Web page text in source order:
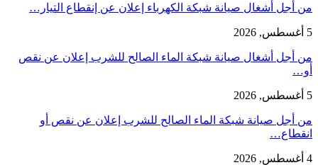
من أجل أشغال صيانة شبكة الكهرباء إعلان عن إنقطاع التيار…
5 أغسطس, 2026
من أجل أشغال صيانة شبكة الماء الصالح للشرب إعلان عن نقص
أو…
5 أغسطس, 2026
من أجل صيانة شبكة الماء الصالح للشرب إعلان عن نقص أو
انقطاع…
4 أغسطس, 2026